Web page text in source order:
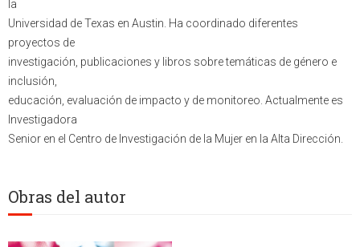
la
Universidad de Texas en Austin. Ha coordinado diferentes
proyectos de
investigación, publicaciones y libros sobre temáticas de género e
inclusión,
educación, evaluación de impacto y de monitoreo. Actualmente es
Investigadora
Senior en el Centro de Investigación de la Mujer en la Alta Dirección.
Obras del autor